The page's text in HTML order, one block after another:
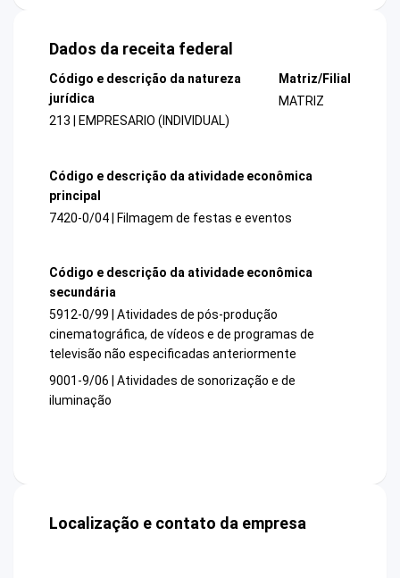
Dados da receita federal
Código e descrição da natureza
jurídica
213 | EMPRESARIO (INDIVIDUAL)
Matriz/Filial
MATRIZ
Código e descrição da atividade econômica
principal
7420-0/04 | Filmagem de festas e eventos
Código e descrição da atividade econômica
secundária
5912-0/99 | Atividades de pós-produção
cinematográfica, de vídeos e de programas de
televisão não especificadas anteriormente
9001-9/06 | Atividades de sonorização e de
iluminação
Localização e contato da empresa